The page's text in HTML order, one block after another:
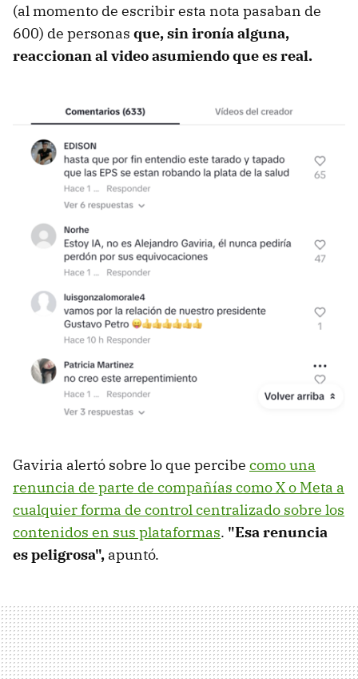
(al momento de escribir esta nota pasaban de
600) de personas que, sin ironía alguna,
reaccionan al video asumiendo que es real.
Gaviria alertó sobre lo que percibe como una
renuncia de parte de compañías como X o Meta a
cualquier forma de control centralizado sobre los
contenidos en sus plataformas. "Esa renuncia
es peligrosa", apuntó.